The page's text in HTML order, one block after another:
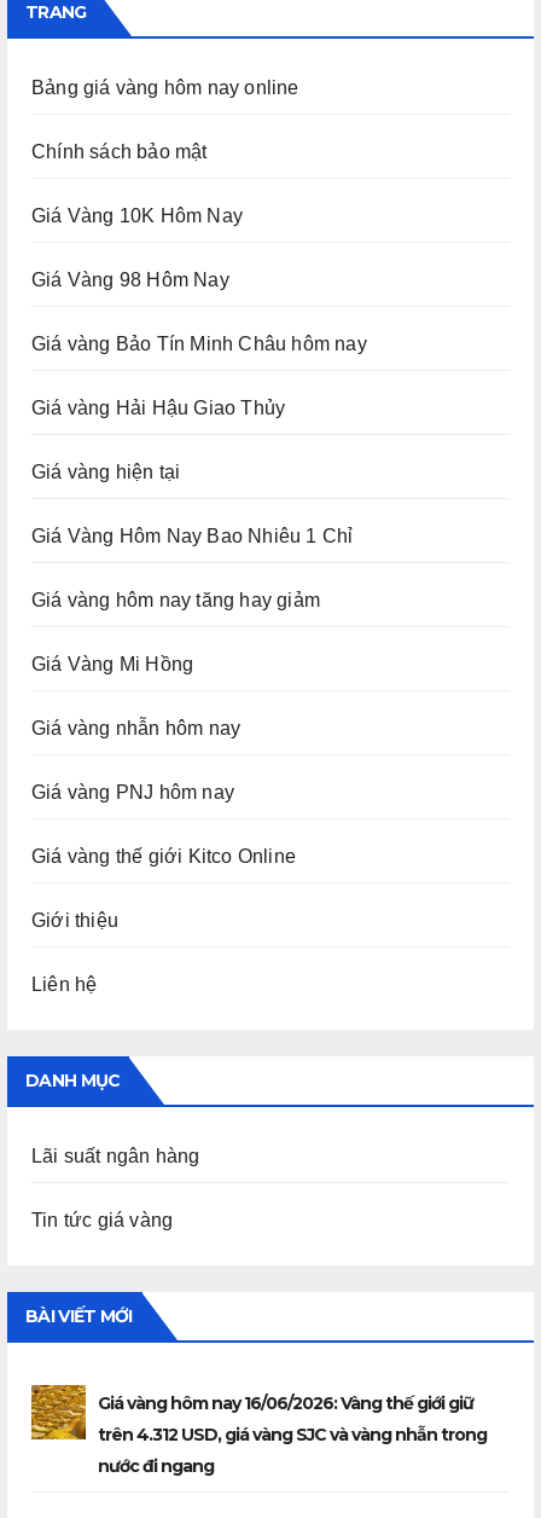
TRANG
Bảng giá vàng hôm nay online
Chính sách bảo mật
Giá Vàng 10K Hôm Nay
Giá Vàng 98 Hôm Nay
Giá vàng Bảo Tín Minh Châu hôm nay
Giá vàng Hải Hậu Giao Thủy
Giá vàng hiện tại
Giá Vàng Hôm Nay Bao Nhiêu 1 Chỉ
Giá vàng hôm nay tăng hay giảm
Giá Vàng Mi Hồng
Giá vàng nhẫn hôm nay
Giá vàng PNJ hôm nay
Giá vàng thế giới Kitco Online
Giới thiệu
Liên hệ
DANH MỤC
Lãi suất ngân hàng
Tin tức giá vàng
BÀI VIẾT MỚI
Giá vàng hôm nay 16/06/2026: Vàng thế giới giữ
trên 4.312 USD, giá vàng SJC và vàng nhẫn trong
nước đi ngang